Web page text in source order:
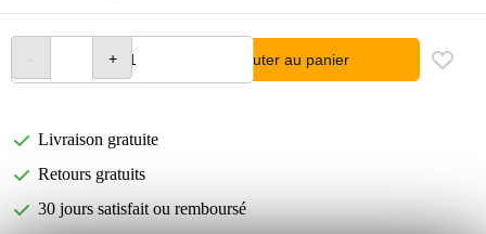
Ajouter au panier
Livraison gratuite
Retours gratuits
30 jours satisfait ou remboursé